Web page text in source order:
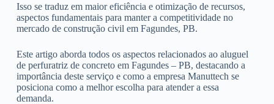
Isso se traduz em maior eficiência e otimização de recursos,
aspectos fundamentais para manter a competitividade no
mercado de construção civil em Fagundes, PB.
Este artigo aborda todos os aspectos relacionados ao aluguel
de perfuratriz de concreto em Fagundes – PB, destacando a
importância deste serviço e como a empresa Manuttech se
posiciona como a melhor escolha para atender a essa
demanda.